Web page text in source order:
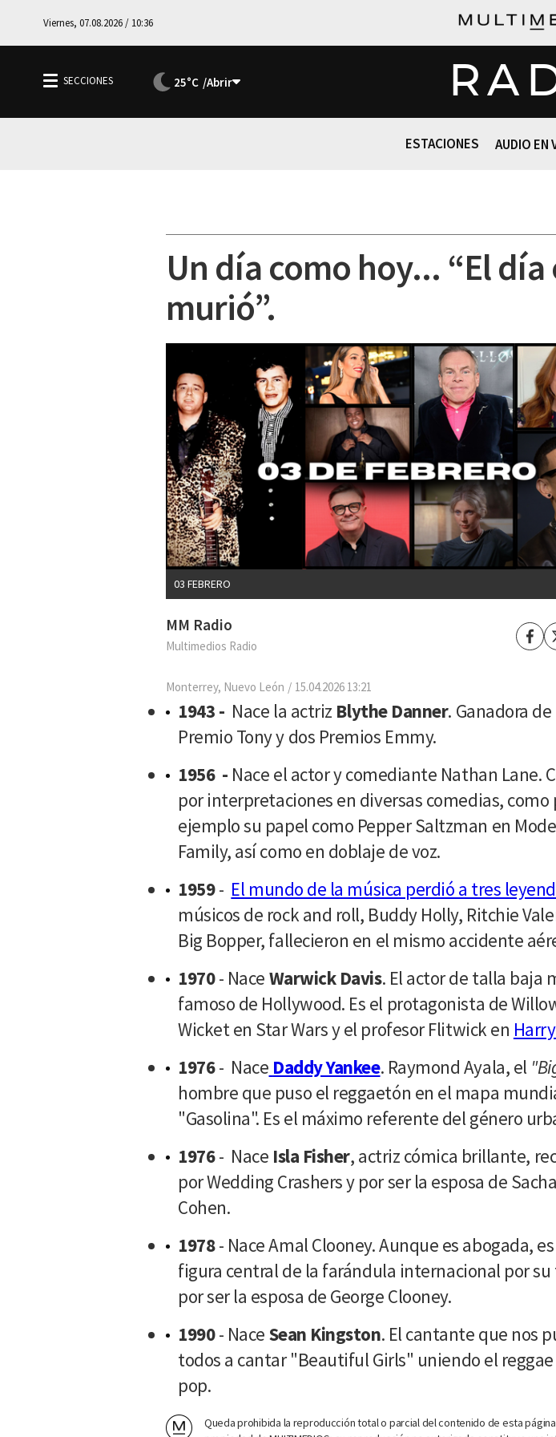
Viernes, 07.08.2026 / 10:36
25°C
ESTACIONES AUDIO EN
Un día como hoy... “El
murió”.
03 FEBRERO
MM Radio
Multimedios Radio
Monterrey, Nuevo León 15.04.2026 13:21
1943 - Nace la actriz Blythe Danner. Ganadora
Premio Tony y dos Premios Emmy.
1956 - Nace el actor y comediante Nathan Lane.
por interpretaciones en diversas comedias, como
ejemplo su papel como Pepper Saltzman en
Family, así como en doblaje de voz.
1959- El mundo de la música perdió a tres
músicos de rock and roll, Buddy Holly, Ritchie
Big Bopper, fallecieron en el mismo accidente
1970- Nace Warwick Davis. El actor de talla baja
famoso de Hollywood. Es el protagonista de
Wicket en Star Wars y el profesor Flitwick en
1976- Nace Daddy Yankee. Raymond Ayala, el
hombre que puso el reggaetón en el mapa
"Gasolina". Es el máximo referente del género
1976- Nace Isla Fisher, actriz cómica brillante,
por Wedding Crashers y por ser la esposa de
Cohen.
1978- Nace Amal Clooney. Aunque es abogada,
figura central de la farándula internacional por su
por ser la esposa de George Clooney.
1990- Nace Sean Kingston. El cantante que nos
todos a cantar "Beautiful Girls" uniendo el reggae
pop.
Queda prohibida la reproducción total o parcial del contenido de esta